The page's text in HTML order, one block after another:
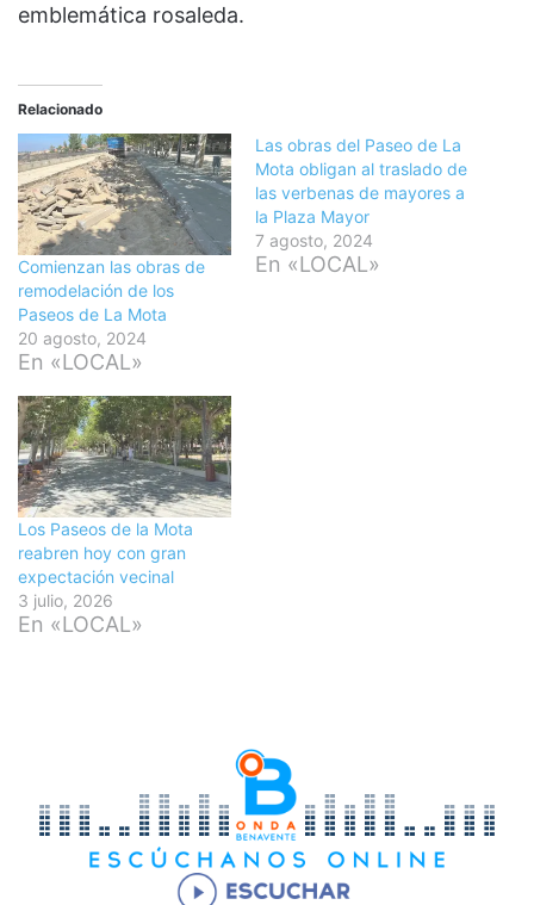
emblemática rosaleda.
Relacionado
Comienzan las obras de
remodelación de los
Paseos de La Mota
20 agosto, 2024
En «LOCAL»
Las obras del Paseo de La
Mota obligan al traslado de
las verbenas de mayores a
la Plaza Mayor
7 agosto, 2024
En «LOCAL»
Los Paseos de la Mota
reabren hoy con gran
expectación vecinal
3 julio, 2026
En «LOCAL»